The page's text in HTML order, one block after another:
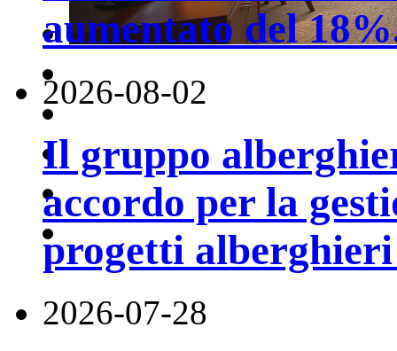
aumentato del
2026-08-02
Il gruppo
accordo per la
progetti
2026-07-28